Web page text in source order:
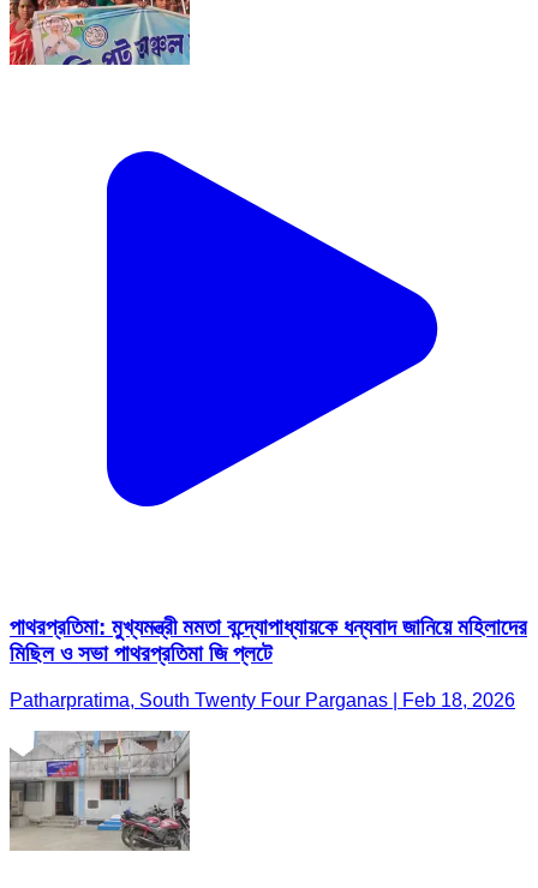
পাথরপ্রতিমা: মুখ্যমন্ত্রী মমতা বন্দ্যোপাধ্যায়কে ধন্যবাদ জানিয়ে মহিলাদের
মিছিল ও সভা পাথরপ্রতিমা জি প্লটে
Patharpratima, South Twenty Four Parganas | Feb 18, 2026